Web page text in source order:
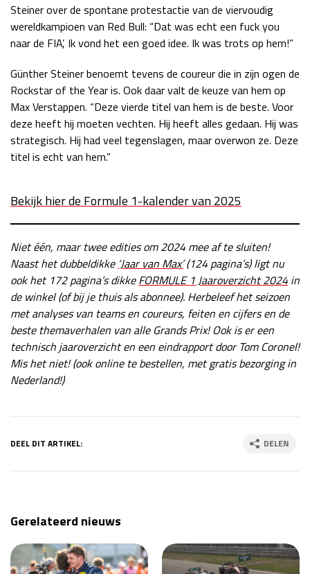
Kwalificatie
za 22:00 - 23:00
LAS VEGAS GRAND PRIX 2026 20 - 22 nov
Kwalificatie
za 05:00 - 06:00
Race
zo 05:00 - 07:00
GP QATAR 2026 27 - 29 nov
Kwalificatie
za 19:00 - 20:00
Race
zo 17:00 - 19:00
GP ABU DHABI 2026 04 - 06 dec
Kwalificatie
za 15:00 - 16:00
Race
Steiner over de spontane protestactie van de viervoudig
wereldkampioen van Red Bull: “Dat was echt een fuck you
naar de FIA’, Ik vond het een goed idee. Ik was trots op hem!”
Günther Steiner benoemt tevens de coureur die in zijn ogen de
Rockstar of the Year is. Ook daar valt de keuze van hem op
Max Verstappen. “Deze vierde titel van hem is de beste. Voor
deze heeft hij moeten vechten. Hij heeft alles gedaan. Hij was
strategisch. Hij had veel tegenslagen, maar overwon ze. Deze
titel is echt van hem.”
Bekijk hier de Formule 1-kalender van 2025
Niet één, maar twee edities om 2024 mee af te sluiten!
Naast het dubbeldikke ‘Jaar van Max’(124 pagina’s) ligt nu
ook het 172 pagina’s dikkeFORMULE 1 Jaaroverzicht 2024 in
de winkel (of bij je thuis als abonnee). Herbeleef het seizoen
met analyses van teams en coureurs, feiten en cijfers en de
beste themaverhalen van alle Grands Prix! Ook is er een
technisch jaaroverzicht en een eindrapport door Tom Coronel!
Mis het niet! (ook online te bestellen, met gratis bezorging in
Nederland!)
DEEL DIT ARTIKEL: DELEN
Gerelateerd nieuws